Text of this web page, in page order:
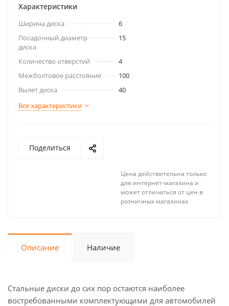
Характеристики
Ширина диска
6
Посадочный диаметр
диска
15
Количество отверстий
4
Межболтовое расстояние
100
Вылет диска
40
Все характеристики
Поделиться
Цена действительна только
для интернет-магазина и
может отличаться от цен в
розничных магазинах
Описание Наличие
Стальные диски до сих пор остаются наиболее
востребованными комплектующими для автомобилей